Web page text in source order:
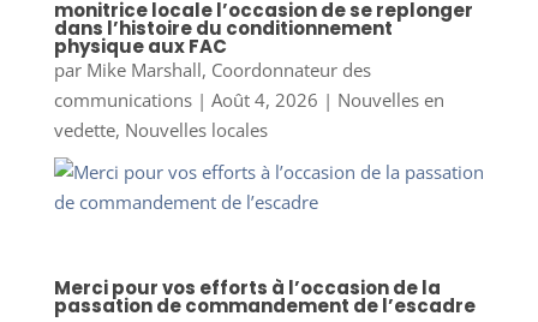
monitrice locale l’occasion de se replonger
dans l’histoire du conditionnement
physique aux FAC
par Mike Marshall, Coordonnateur des
communications| Août 4, 2026 | Nouvelles en
vedette, Nouvelles locales
Merci pour vos efforts à l’occasion de la
passation de commandement de l’escadre